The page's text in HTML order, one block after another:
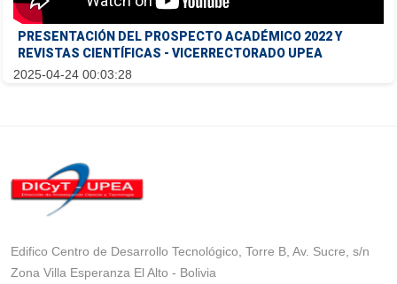
PRESENTACIÓN DEL PROSPECTO ACADÉMICO 2022 Y
REVISTAS CIENTÍFICAS - VICERRECTORADO UPEA
2025-04-24 00:03:28
Edifico Centro de Desarrollo Tecnológico, Torre B, Av. Sucre, s/n
Zona Villa Esperanza El Alto - Bolivia